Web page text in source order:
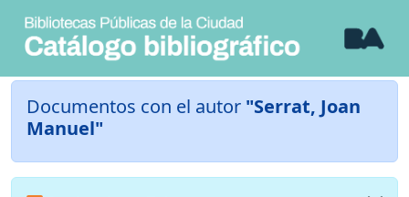
Documentos con el autor "Serrat, Joan
Manuel"